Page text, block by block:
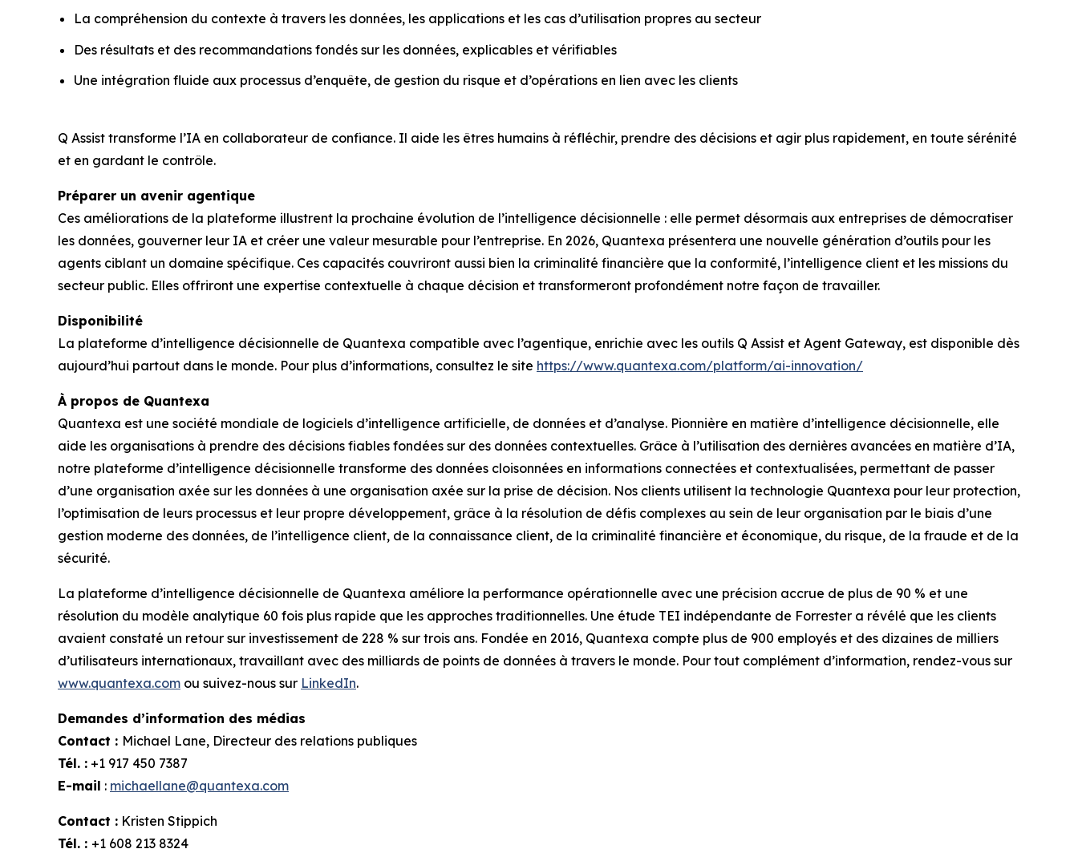
La compréhension du contexte à travers les données, les applications et les cas d’utilisation propres au secteur
Des résultats et des recommandations fondés sur les données, explicables et vérifiables
Une intégration fluide aux processus d’enquête, de gestion du risque et d’opérations en lien avec les clients
Q Assist transforme l’IA en collaborateur de confiance. Il aide les êtres humains à réfléchir, prendre des décisions et agir plus rapidement, en toute sérénité
et en gardant le contrôle.
Préparer un avenir agentique
Ces améliorations de la plateforme illustrent la prochaine évolution de l’intelligence décisionnelle : elle permet désormais aux entreprises de démocratiser
les données, gouverner leur IA et créer une valeur mesurable pour l’entreprise. En 2026, Quantexa présentera une nouvelle génération d’outils pour les
agents ciblant un domaine spécifique. Ces capacités couvriront aussi bien la criminalité financière que la conformité, l’intelligence client et les missions du
secteur public. Elles offriront une expertise contextuelle à chaque décision et transformeront profondément notre façon de travailler.
Disponibilité
La plateforme d’intelligence décisionnelle de Quantexa compatible avec l’agentique, enrichie avec les outils Q Assist et Agent Gateway, est disponible dès
aujourd’hui partout dans le monde. Pour plus d’informations, consultez le site https://www.quantexa.com/platform/ai-innovation/
À propos de Quantexa
Quantexa est une société mondiale de logiciels d’intelligence artificielle, de données et d’analyse. Pionnière en matière d’intelligence décisionnelle, elle
aide les organisations à prendre des décisions fiables fondées sur des données contextuelles. Grâce à l’utilisation des dernières avancées en matière d’IA,
notre plateforme d’intelligence décisionnelle transforme des données cloisonnées en informations connectées et contextualisées, permettant de passer
d’une organisation axée sur les données à une organisation axée sur la prise de décision. Nos clients utilisent la technologie Quantexa pour leur protection,
l’optimisation de leurs processus et leur propre développement, grâce à la résolution de défis complexes au sein de leur organisation par le biais d’une
gestion moderne des données, de l’intelligence client, de la connaissance client, de la criminalité financière et économique, du risque, de la fraude et de la
sécurité.
La plateforme d’intelligence décisionnelle de Quantexa améliore la performance opérationnelle avec une précision accrue de plus de 90 % et une
résolution du modèle analytique 60 fois plus rapide que les approches traditionnelles. Une étude TEI indépendante de Forrester a révélé que les clients
avaient constaté un retour sur investissement de 228 % sur trois ans. Fondée en 2016, Quantexa compte plus de 900 employés et des dizaines de milliers
d’utilisateurs internationaux, travaillant avec des milliards de points de données à travers le monde. Pour tout complément d’information, rendez-vous sur
www.quantexa.com ou suivez-nous sur LinkedIn.
Demandes d’information des médias
Contact : Michael Lane, Directeur des relations publiques
Tél. : +1 917 450 7387
E-mail : michaellane@quantexa.com
Contact : Kristen Stippich
Tél. : +1 608 213 8324